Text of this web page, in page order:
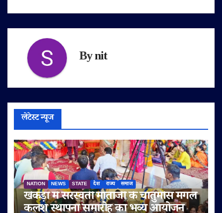
Bynit
लेटेस्ट न्यूज
NATION NEWS STATE देश राज्य समाज
खेकड़ा में सरस्वती माताजी के चातुर्मास मंगल